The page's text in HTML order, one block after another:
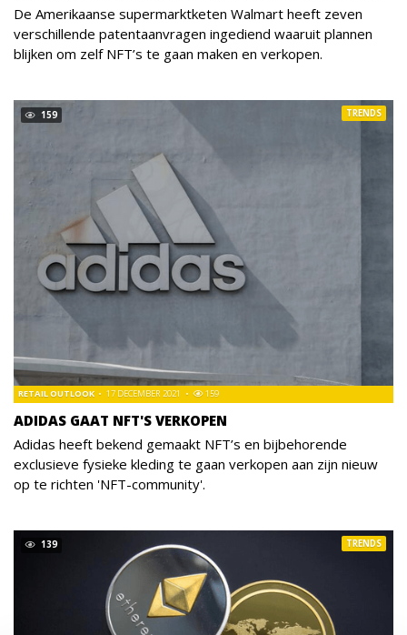
De Amerikaanse supermarktketen Walmart heeft zeven
verschillende patentaanvragen ingediend waaruit plannen
blijken om zelf NFT’s te gaan maken en verkopen.
159
ADIDAS GAAT NFT'S VERKOPEN
RETAIL OUTLOOK 17 DECEMBER 2021 159
TRENDS
Adidas heeft bekend gemaakt NFT’s en bijbehorende
exclusieve fysieke kleding te gaan verkopen aan zijn nieuw
op te richten 'NFT-community'.
139 TRENDS